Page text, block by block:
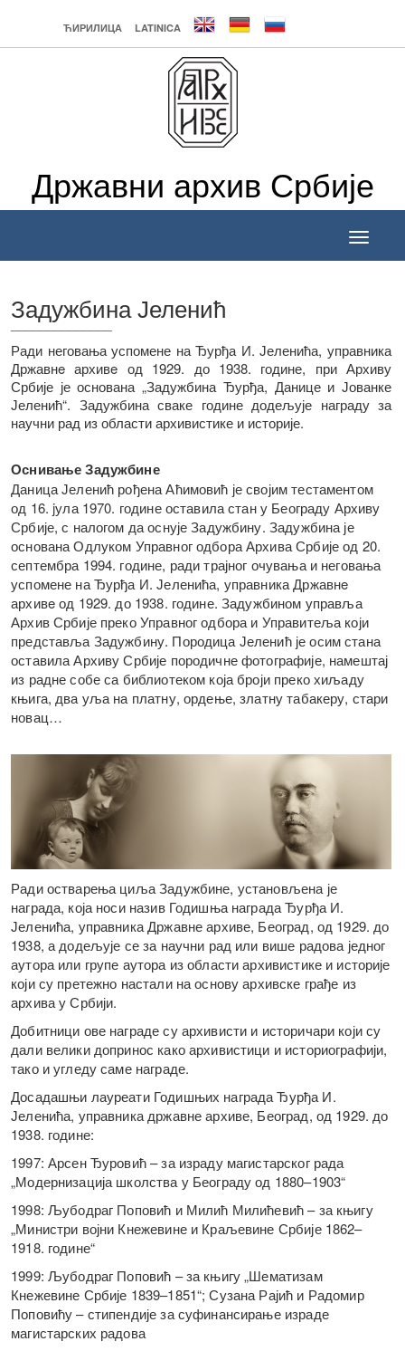
ЋИРИЛИЦА LATINICA
Државни архив Србије
Toggle
Задужбина Јеленић
______________
Ради неговања успомене на Ђурђа И. Јеленића, управника
Државнe архивe од 1929. до 1938. године, при Архиву
Србије је основана „Задужбина Ђурђа, Данице и Јованке
Јеленић“. Задужбина сваке године додељује награду за
научни рад из области архивистике и историје.
Оснивање Задужбине
Даница Јеленић рођена Аћимовић је својим тестаментом
од 16. jула 1970. године оставила стан у Београду Архиву
Србије, с налогом да оснује Задужбину. Задужбина је
основана Одлуком Управног одбора Архива Србије од 20.
септембра 1994. године, ради трајног очувања и неговања
успомене на Ђурђа И. Јеленића, управника Државнe
архивe од 1929. до 1938. године. Задужбином управља
Архив Србије преко Управног одбора и Управитеља који
представља Задужбину. Породица Јеленић је осим стана
оставила Архиву Србије породичне фотографије, намештај
из радне собе са библиотеком која броји преко хиљаду
књига, два уља на платну, ордење, златну табакеру, стари
новац…
Ради остварења циља Задужбине, установљена је
награда, која носи назив Годишња награда Ђурђа И.
Јеленића, управника Државне архиве, Београд, од 1929. до
1938, а додељује се за научни рад или више радова једног
аутора или групе аутора из области архивистике и историје
који су претежно настали на основу архивске грађе из
архива у Србији.
Добитници ове награде су архивисти и историчари који су
дали велики допринос како архивистици и историографији,
тако и угледу саме награде.
Досадашњи лауреати Годишњих награда Ђурђа И.
Јеленића, управника државне архиве, Београд, од 1929. до
1938. године:
1997: Арсен Ђуровић – за израду магистарског рада
„Модернизација школства у Београду од 1880–1903“
1998: Љубодраг Поповић и Милић Милићевић – за књигу
„Министри војни Кнежевине и Краљевине Србије 1862–
1918. године“
1999: Љубодраг Поповић – за књигу „Шематизам
Кнежевине Србије 1839–1851“; Сузана Рајић и Радомир
Поповићу – стипендије за суфинансирање израде
магистарских радова